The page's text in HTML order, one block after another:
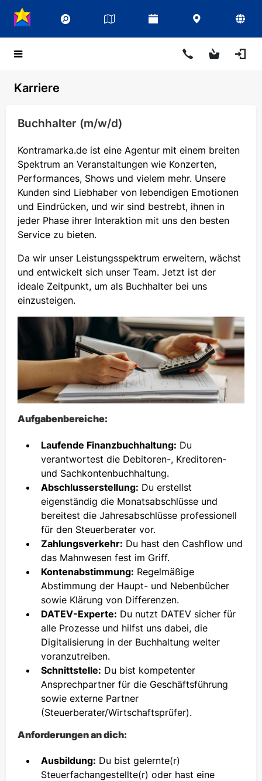
Karriere
Buchhalter (m/w/d)
Kontramarka.de ist eine Agentur mit einem breiten
Spektrum an Veranstaltungen wie Konzerten,
Performances, Shows und vielem mehr. Unsere
Kunden sind Liebhaber von lebendigen Emotionen
und Eindrücken, und wir sind bestrebt, ihnen in
jeder Phase ihrer Interaktion mit uns den besten
Service zu bieten.
Da wir unser Leistungsspektrum erweitern, wächst
und entwickelt sich unser Team. Jetzt ist der
ideale Zeitpunkt, um als Buchhalter bei uns
einzusteigen.
Aufgabenbereiche:
Laufende Finanzbuchhaltung: Du
verantwortest die Debitoren-, Kreditoren-
und Sachkontenbuchhaltung.
Abschlusserstellung: Du erstellst
eigenständig die Monatsabschlüsse und
bereitest die Jahresabschlüsse professionell
für den Steuerberater vor.
Zahlungsverkehr: Du hast den Cashflow und
das Mahnwesen fest im Griff.
Kontenabstimmung: Regelmäßige
Abstimmung der Haupt- und Nebenbücher
sowie Klärung von Differenzen.
DATEV-Experte: Du nutzt DATEV sicher für
alle Prozesse und hilfst uns dabei, die
Digitalisierung in der Buchhaltung weiter
voranzutreiben.
Schnittstelle: Du bist kompetenter
Ansprechpartner für die Geschäftsführung
sowie externe Partner
(Steuerberater/Wirtschaftsprüfer).
Anforderungen an dich:
Ausbildung: Du bist gelernte(r)
Steuerfachangestellte(r) oder hast eine